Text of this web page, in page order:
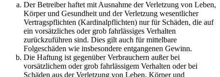
Der Betreiber haftet mit Ausnahme der Verletzung von Leben,
Körper und Gesundheit und der Verletzung wesentlicher
Vertragspflichten (Kardinalpflichten) nur für Schäden, die auf
ein vorsätzliches oder grob fahrlässiges Verhalten
zurückzuführen sind. Dies gilt auch für mittelbare
Folgeschäden wie insbesondere entgangenen Gewinn.
Die Haftung ist gegenüber Verbrauchern außer bei
vorsätzlichem oder grob fahrlässigem Verhalten oder bei
Schäden aus der Verletzung von Leben, Körper und